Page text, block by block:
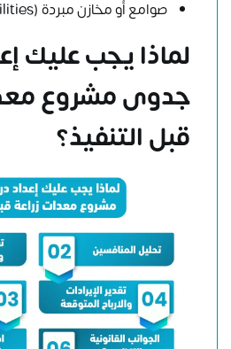
صوامع أو مخازن مبردة (Storage Facilities).
لماذا يجب عليك
جدوى مشروع
قبل التنفيذ؟